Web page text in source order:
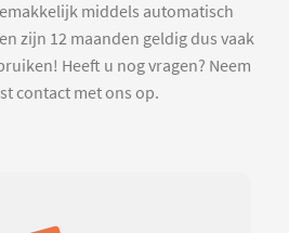
middels automatisch
zijn 12 maanden geldig dus vaak
Heeft u nog vragen? Neem
contact met ons op.